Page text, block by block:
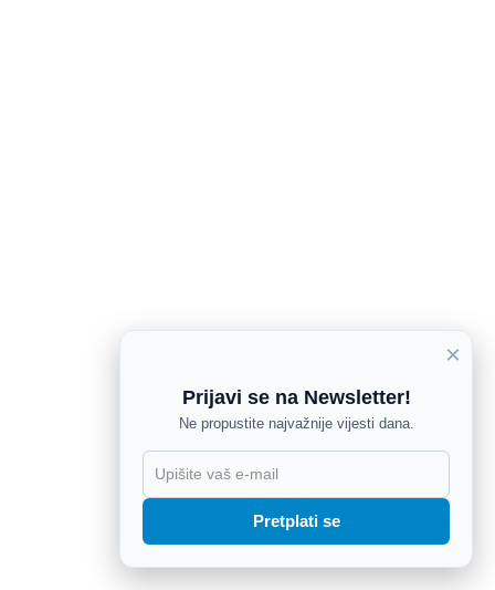
×
Prijavi se na Newsletter!
Ne propustite najvažnije vijesti dana.
Pretplati se